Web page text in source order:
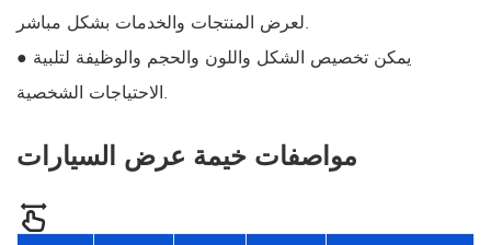
لعرض المنتجات والخدمات بشكل مباشر.
● يمكن تخصيص الشكل واللون والحجم والوظيفة لتلبية
الاحتياجات الشخصية.
مواصفات خيمة عرض السيارات